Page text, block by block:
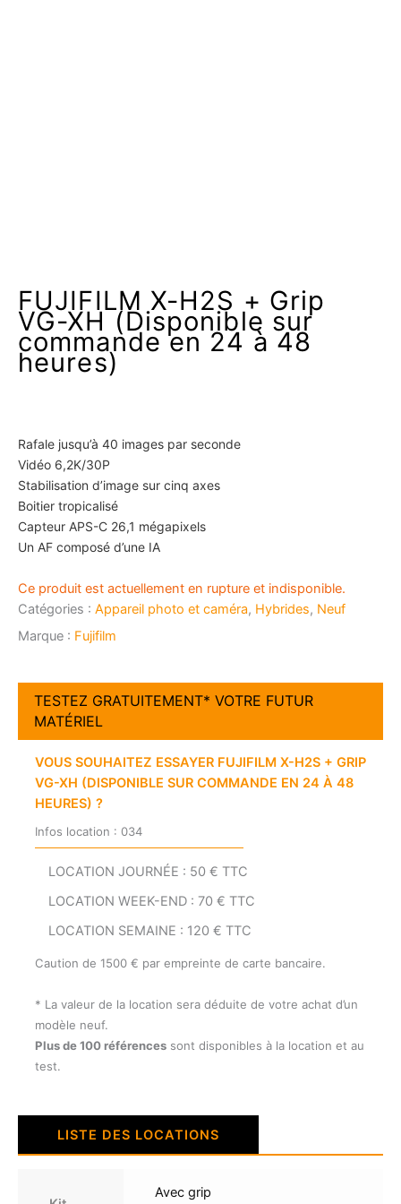
FUJIFILM X-H2S + Grip
VG-XH (Disponible sur
commande en 24 à 48
heures)
Rafale jusqu’à 40 images par seconde
Vidéo 6,2K/30P
Stabilisation d’image sur cinq axes
Boitier tropicalisé
Capteur APS-C 26,1 mégapixels
Un AF composé d’une IA
Ce produit est actuellement en rupture et indisponible.
Catégories : Appareil photo et caméra, Hybrides, Neuf
Marque : Fujifilm
TESTEZ GRATUITEMENT* VOTRE FUTUR
MATÉRIEL
VOUS SOUHAITEZ ESSAYER FUJIFILM X-H2S + GRIP
VG-XH (DISPONIBLE SUR COMMANDE EN 24 À 48
HEURES) ?
Infos location : 034
LOCATION JOURNÉE : 50 € TTC
LOCATION WEEK-END : 70 € TTC
LOCATION SEMAINE : 120 € TTC
Caution de 1500 € par empreinte de carte bancaire.
* La valeur de la location sera déduite de votre achat d’un
modèle neuf.
Plus de 100 référencessont disponibles à la location et au
test.
LISTE DES LOCATIONS
Avec grip